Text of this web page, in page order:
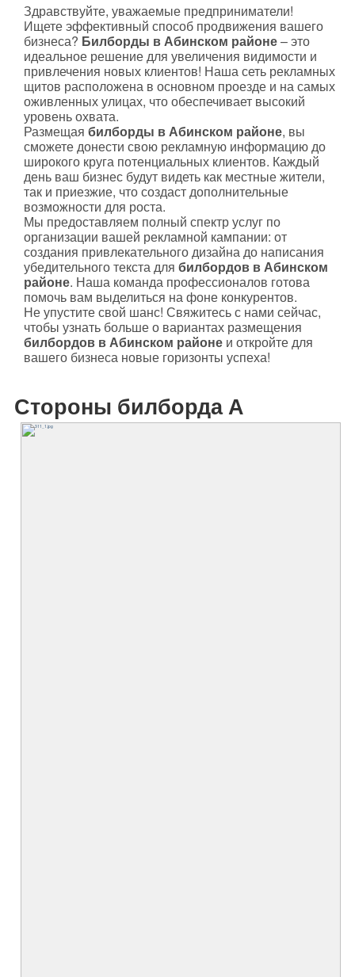
Здравствуйте, уважаемые предприниматели!
Ищете эффективный способ продвижения вашего
бизнеса? Билборды в Абинском районе– это
идеальное решение для увеличения видимости и
привлечения новых клиентов! Наша сеть рекламных
щитов расположена в основном проезде и на самых
оживленных улицах, что обеспечивает высокий
уровень охвата.
Размещаябилборды в Абинском районе, вы
сможете донести свою рекламную информацию до
широкого круга потенциальных клиентов. Каждый
день ваш бизнес будут видеть как местные жители,
так и приезжие, что создаст дополнительные
возможности для роста.
Мы предоставляем полный спектр услуг по
организации вашей рекламной кампании: от
создания привлекательного дизайна до написания
убедительного текста длябилбордов в Абинском
районе. Наша команда профессионалов готова
помочь вам выделиться на фоне конкурентов.
Не упустите свой шанс! Свяжитесь с нами сейчас,
чтобы узнать больше о вариантах размещения
билбордов в Абинском районе и откройте для
вашего бизнеса новые горизонты успеха!
Стороны билборда А